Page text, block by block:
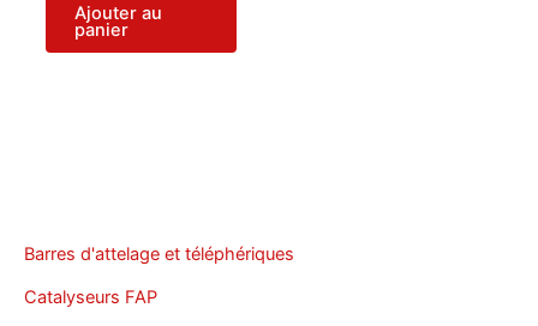
Barres d'attelage et téléphériques
Catalyseurs FAP
Ajouter au
panier